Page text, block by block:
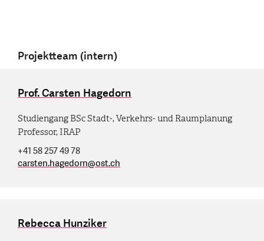
Projektteam (intern)
Prof. Carsten Hagedorn
Studiengang BSc Stadt-, Verkehrs- und Raumplanung
Professor, IRAP
+41 58 257 49 78
carsten.hagedorn@ost.ch
Rebecca Hunziker